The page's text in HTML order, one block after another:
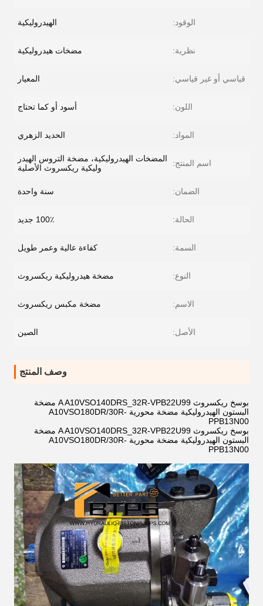
الوقود: الهيدروليكية
نظرية: مضخات هيدروليكية
قياسي أو غير قياسي: المعيار
اللون: أسود أو كما تحتاج
المواد: الحديد الزهري
اسم المنتج:
المضخات الهيدروليكية، مضخة التروس الهيدر
وليكية ريكسروث الأصلية
الضمان: سنة واحدة
الحالة: 100٪ جديد
السمة: كفاءة عالية وعمر طويل
النوع: مضخة هيدروليكية ريكسروث
الاسم: مضخة مكبس ريكسروث
الأصل: الصين
وصف المنتج
بوسخ ريكسروث A A10VSO140DRS_32R-VPB22U99 مضخة
البستون الهيدروليكية مضخة محورية A10VSO180DR/30R-
PPB13N00
بوسخ ريكسروث A A10VSO140DRS_32R-VPB22U99 مضخة
البستون الهيدروليكية مضخة محورية A10VSO180DR/30R-
PPB13N00